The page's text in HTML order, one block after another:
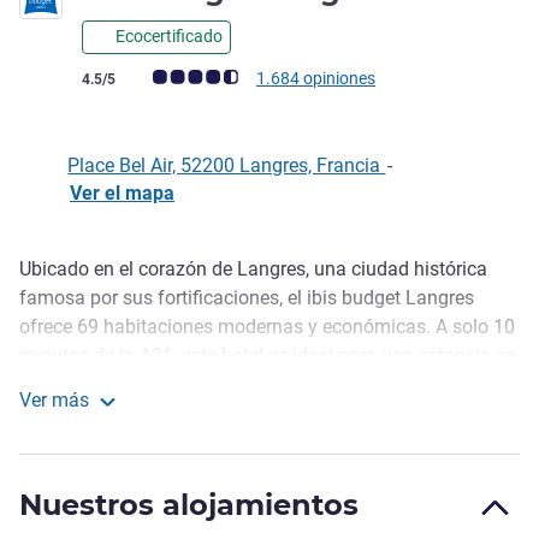
Ecocertificado
Nota de clientes de Avis (Clasificación de ALL)
4.5/5 1.684 opiniones
Place Bel Air, 52200 Langres, Francia -
Ver el mapa
Descripción
Ubicado en el corazón de Langres, una ciudad histórica
famosa por sus fortificaciones, el ibis budget Langres
ofrece 69 habitaciones modernas y económicas. A solo 10
viaje de negocios. Descubra fácilmente las murallas y el
disponible para llegadas tardías.
Ver más
Nuestros alojamientos